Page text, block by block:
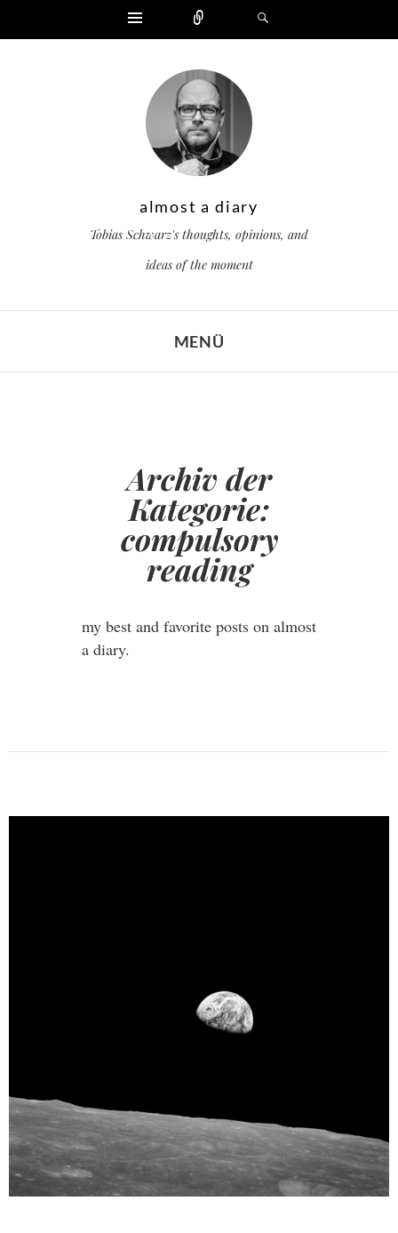
Widgets
almost a diary
Tobias Schwarz's thoughts, opinions, and
ideas of the moment
MENÜ
Archiv der
Kategorie:
compulsory
reading
my best and favorite posts on almost
a diary.